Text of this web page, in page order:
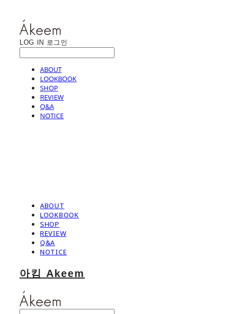
LOG IN 로그인
ABOUT
LOOKBOOK
SHOP
REVIEW
Q&A
NOTICE
ABOUT
LOOKBOOK
SHOP
REVIEW
Q&A
NOTICE
아킴 Akeem